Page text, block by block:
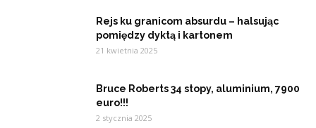
Rejs ku granicom absurdu – halsując
pomiędzy dyktą i kartonem
21 kwietnia 2025
Bruce Roberts 34 stopy, aluminium, 7900
euro!!!
2 stycznia 2025